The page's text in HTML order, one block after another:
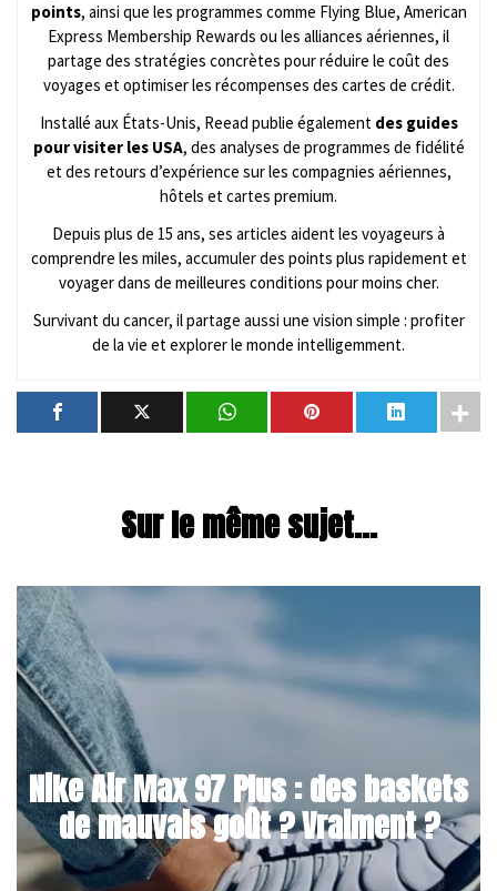
points, ainsi que les programmes comme Flying Blue, American
Express Membership Rewards ou les alliances aériennes, il
partage des stratégies concrètes pour réduire le coût des
voyages et optimiser les récompenses des cartes de crédit.
Installé aux États-Unis, Reead publie également des guides
pour visiter les USA, des analyses de programmes de fidélité
et des retours d’expérience sur les compagnies aériennes,
hôtels et cartes premium.
Depuis plus de 15 ans, ses articles aident les voyageurs à
comprendre les miles, accumuler des points plus rapidement et
voyager dans de meilleures conditions pour moins cher.
Survivant du cancer, il partage aussi une vision simple : profiter
de la vie et explorer le monde intelligemment.
Sur le même sujet...
Nike Air Max 97 Plus : des baskets
de mauvais goût ? Vraiment ?